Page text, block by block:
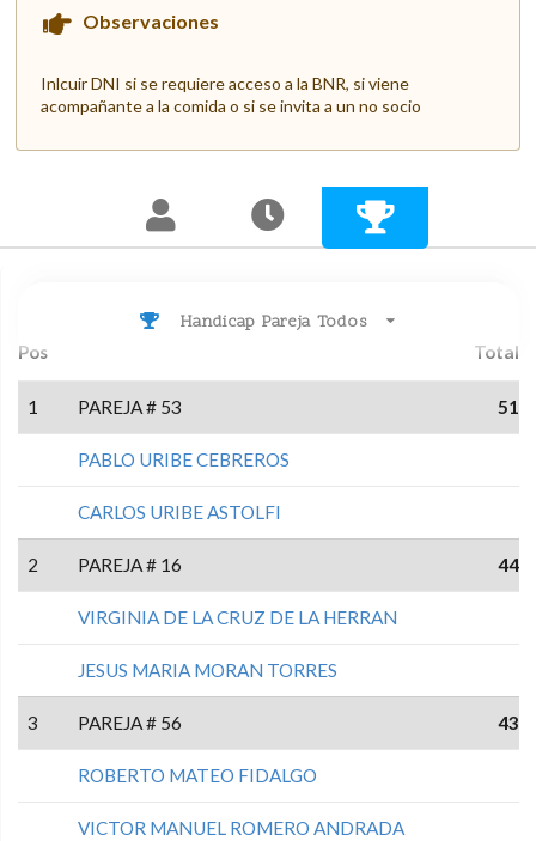
Observaciones
Inlcuir DNI si se requiere acceso a la BNR, si viene
acompañante a la comida o si se invita a un no socio
Handicap Pareja Todos
Pos Total
1 PAREJA # 53 51
PABLO URIBE CEBREROS
CARLOS URIBE ASTOLFI
2 PAREJA # 16 44
VIRGINIA DE LA CRUZ DE LA HERRAN
JESUS MARIA MORAN TORRES
3 PAREJA # 56 43
ROBERTO MATEO FIDALGO
VICTOR MANUEL ROMERO ANDRADA